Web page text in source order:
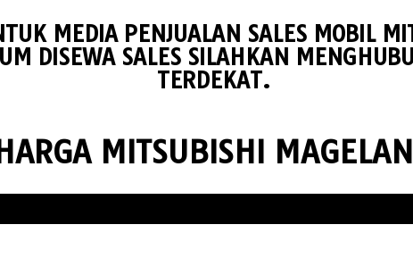
MEDIA PENJUALAN SALES MOBIL
DISEWA SALES SILAHKAN
TERDEKAT.
MITSUBISHI